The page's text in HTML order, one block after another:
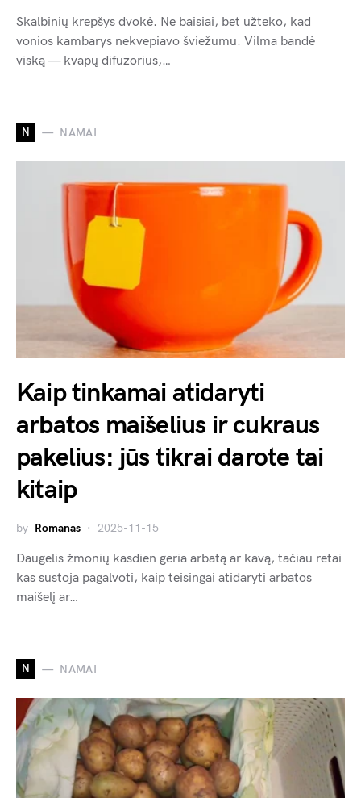
Skalbinių krepšys dvokė. Ne baisiai, bet užteko, kad
vonios kambarys nekvepiavo šviežumu. Vilma bandė
viską — kvapų difuzorius,…
N NAMAI
Kaip tinkamai atidaryti
arbatos maišelius ir cukraus
pakelius: jūs tikrai darote tai
kitaip
by Romanas 2025-11-15
Daugelis žmonių kasdien geria arbatą ar kavą, tačiau retai
kas sustoja pagalvoti, kaip teisingai atidaryti arbatos
maišelį ar…
N NAMAI